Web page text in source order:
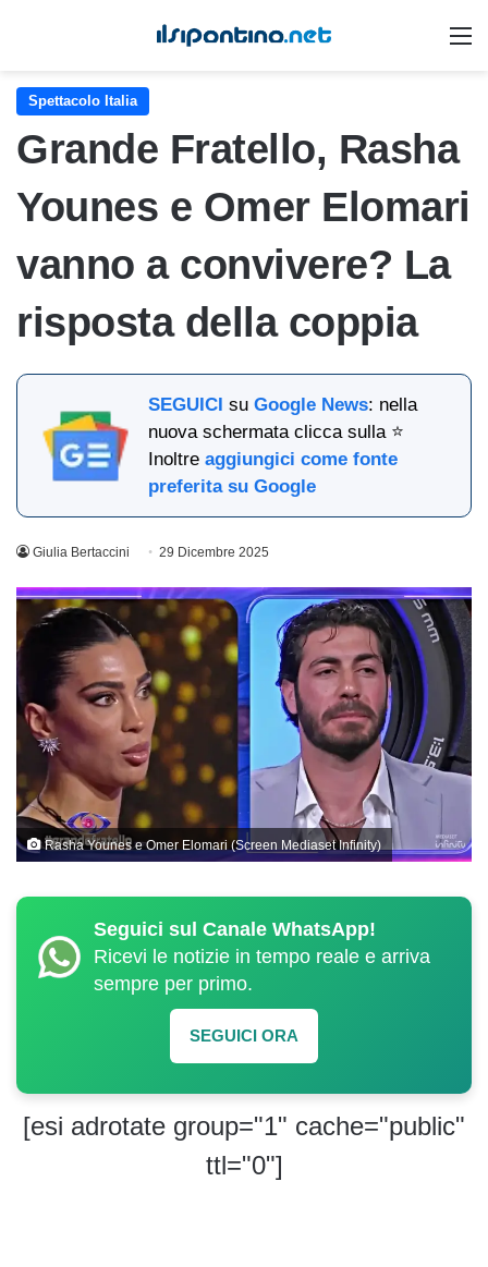
Spettacolo Italia
Grande Fratello, Rasha
Younes e Omer Elomari
vanno a convivere? La
risposta della coppia
SEGUICI suGoogle News: nella
nuova schermata clicca sulla ⭐
Inoltreaggiungici come fonte
preferita su Google
Giulia Bertaccini 29 Dicembre 2025
Rasha Younes e Omer Elomari (Screen Mediaset Infinity)
Seguici sul Canale WhatsApp!
Ricevi le notizie in tempo reale e arriva
sempre per primo.
SEGUICI ORA
[esi adrotate group="1" cache="public"
ttl="0"]